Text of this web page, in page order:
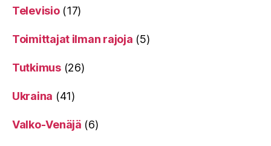
Televisio(17)
Toimittajat ilman rajoja (5)
Tutkimus(26)
Ukraina (41)
Valko-Venäjä (6)